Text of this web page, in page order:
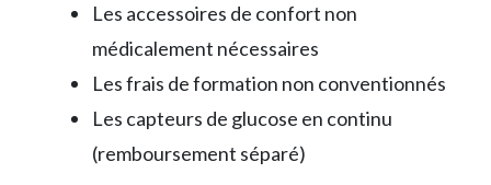
Les accessoires de confort non
médicalement nécessaires
Les frais de formation non conventionnés
Les capteurs de glucose en continu
(remboursement séparé)